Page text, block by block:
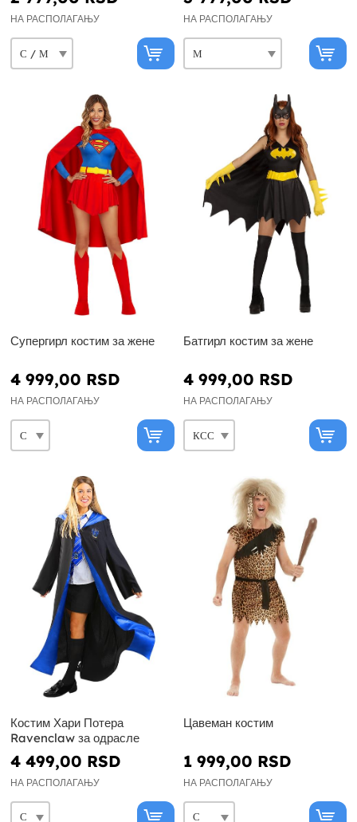
НА РАСПОЛАГАЊУ НА РАСПОЛАГАЊУ
Супергирл костим за жене
4 999,00 RSD
НА РАСПОЛАГАЊУ
Батгирл костим за жене
4 999,00 RSD
НА РАСПОЛАГАЊУ
Костим Хари Потера
Ravenclaw за одрасле
4 499,00 RSD
НА РАСПОЛАГАЊУ
Цавеман костим
1 999,00 RSD
НА РАСПОЛАГАЊУ